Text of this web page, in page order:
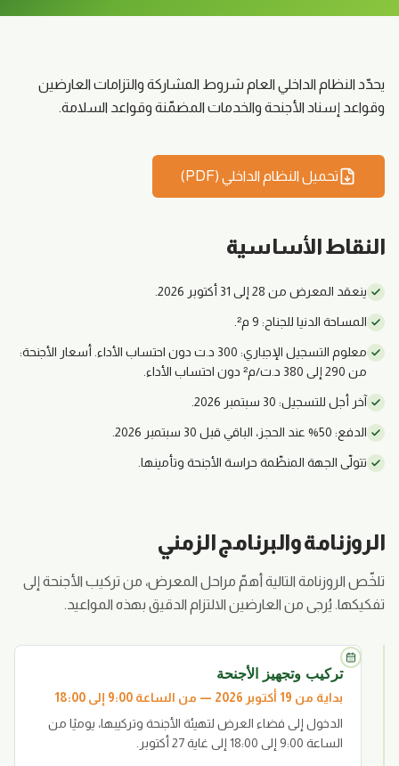
يحدّد النظام الداخلي العام شروط المشاركة والتزامات العارضين
وقواعد إسناد الأجنحة والخدمات المضمّنة وقواعد السلامة.
تحميل النظام الداخلي (PDF)
النقاط الأساسية
ينعقد المعرض من 28 إلى 31 أكتوبر 2026.
المساحة الدنيا للجناح: 9 م².
معلوم التسجيل الإجباري: 300 د.ت دون احتساب الأداء. أسعار الأجنحة:
من 290 إلى 380 د.ت/م² دون احتساب الأداء.
آخر أجل للتسجيل: 30 سبتمبر 2026.
الدفع: 50% عند الحجز، الباقي قبل 30 سبتمبر 2026.
تتولّى الجهة المنظّمة حراسة الأجنحة وتأمينها.
الروزنامة والبرنامج الزمني
تلخّص الروزنامة التالية أهمّ مراحل المعرض، من تركيب الأجنحة إلى
تفكيكها. يُرجى من العارضين الالتزام الدقيق بهذه المواعيد.
تركيب وتجهيز الأجنحة
بداية من 19 أكتوبر 2026 — من الساعة 9:00 إلى 18:00
الدخول إلى فضاء العرض لتهيئة الأجنحة وتركيبها، يوميًا من
الساعة 9:00 إلى 18:00 إلى غاية 27 أكتوبر.